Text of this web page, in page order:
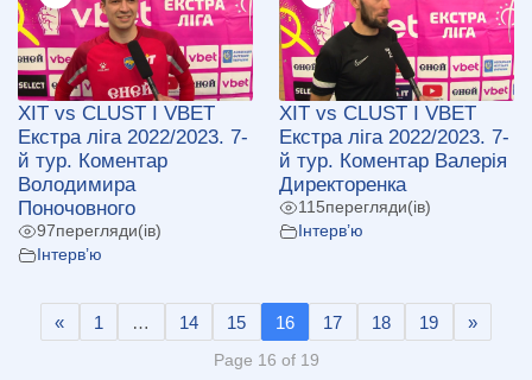
ХІТ vs CLUST І VBET
Екстра ліга 2022/2023. 7-
й тур. Коментар
Володимира
Поночовного
97перегляди(ів)
Інтерв’ю
ХІТ vs CLUST І VBET
Екстра ліга 2022/2023. 7-
й тур. Коментар Валерія
Директоренка
115перегляди(ів)
Інтерв’ю
« 1 … 14 15 16 17 18 19 »
Page 16 of 19